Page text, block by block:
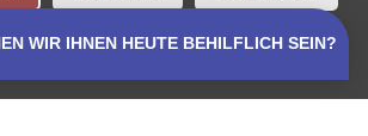
WIR IHNEN HEUTE BEHILFLICH SEIN?